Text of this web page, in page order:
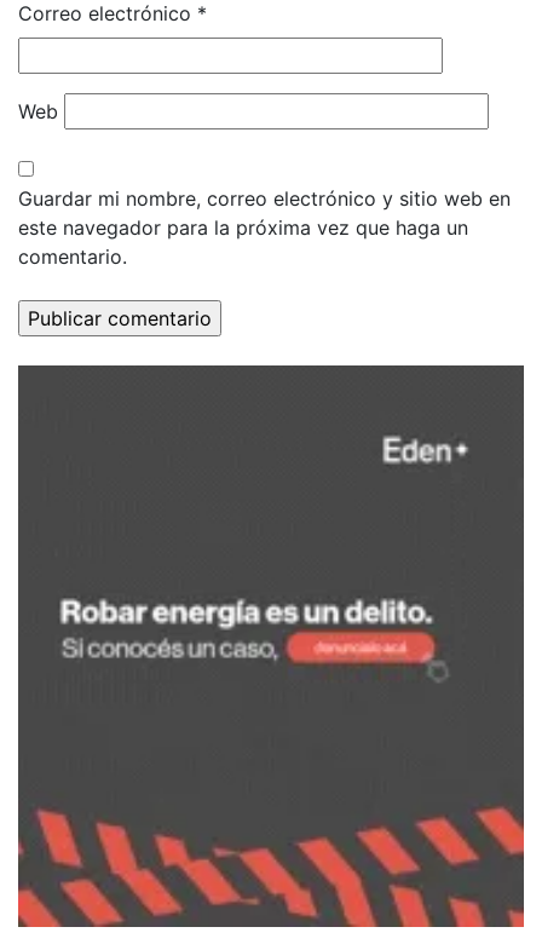
Correo electrónico *
Web
Guardar mi nombre, correo electrónico y sitio web en
este navegador para la próxima vez que haga un
comentario.